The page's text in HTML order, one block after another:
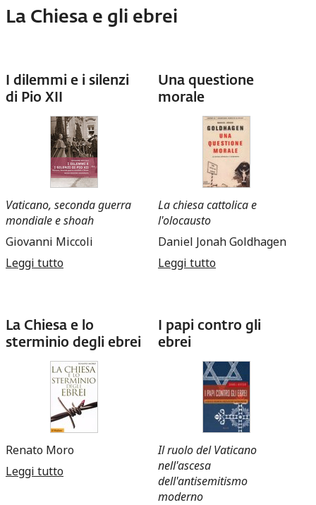
La Chiesa e gli ebrei
I dilemmi e i silenzi
di Pio XII
Vaticano, seconda guerra
mondiale e shoah
Giovanni Miccoli
Leggi tutto su I dilemmi e i silenzi di Pio XII
Una questione
morale
La chiesa cattolica e
l'olocausto
Daniel Jonah Goldhagen
Leggi tuttosu Una questione
La Chiesa e lo
sterminio degli ebrei
Renato Moro
Leggi tutto su La Chiesa e lo sterminio degli ebrei
I papi contro gli
ebrei
Il ruolo del Vaticano
nell'ascesa
dell'antisemitismo
moderno